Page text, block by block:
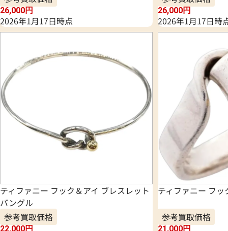
26,000円
2026年1月17日時点
26,000円
2026年1月17日時
ティファニー フック＆アイ ブレスレット
バングル
参考買取価格
22,000円
ティファニー フ
参考買取価格
21,000円